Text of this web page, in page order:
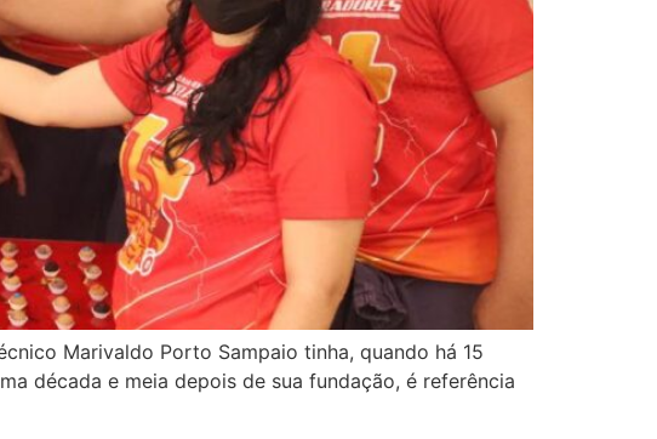
Marivaldo Porto Sampaio tinha, quando há 15
década e meia depois de sua fundação, é referência